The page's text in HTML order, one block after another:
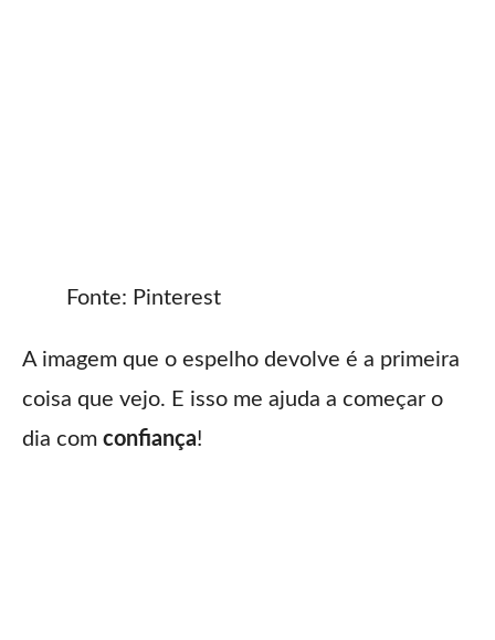
Fonte: Pinterest
A imagem que o espelho devolve é a primeira
coisa que vejo. E isso me ajuda a começar o
dia com confiança!